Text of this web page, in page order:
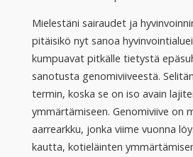
Mielestäni sairaudet ja
pitäisikö nyt sanoa
kumpuavat pitkälle tietystä
sanotusta genomiviiveestä.
termin, koska se on iso avain
ymmärtämiseen. Genomiviive on
aarrearkku, jonka viime vuonna
kautta, kotieläinten